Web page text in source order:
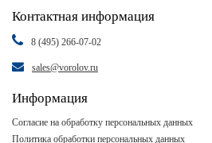
Контактная информация
8 (495) 266-07-02
sales@vorolov.ru
Информация
Согласие на обработку персональных данных
Политика обработки персональных данных